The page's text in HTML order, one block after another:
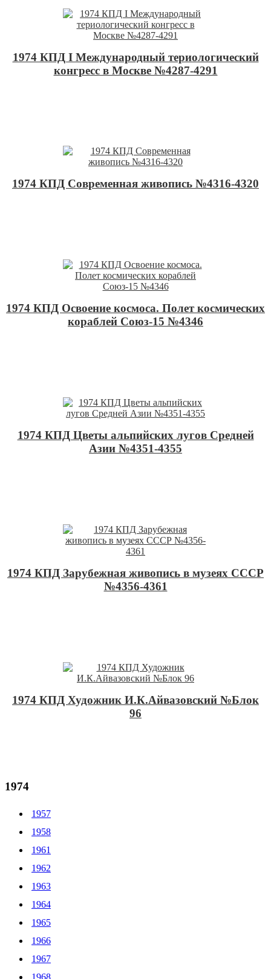
1974 КПД I Международный териологический
конгресс в Москве №4287-4291
1974 КПД Современная живопись №4316-4320
1974 КПД Освоение космоса. Полет космических
кораблей Союз-15 №4346
1974 КПД Цветы альпийских лугов Средней
Азии №4351-4355
1974 КПД Зарубежная живопись в музеях СССР
№4356-4361
1974 КПД Художник И.К.Айвазовский №Блок
96
1974
1957
1958
1961
1962
1963
1964
1965
1966
1967
1968